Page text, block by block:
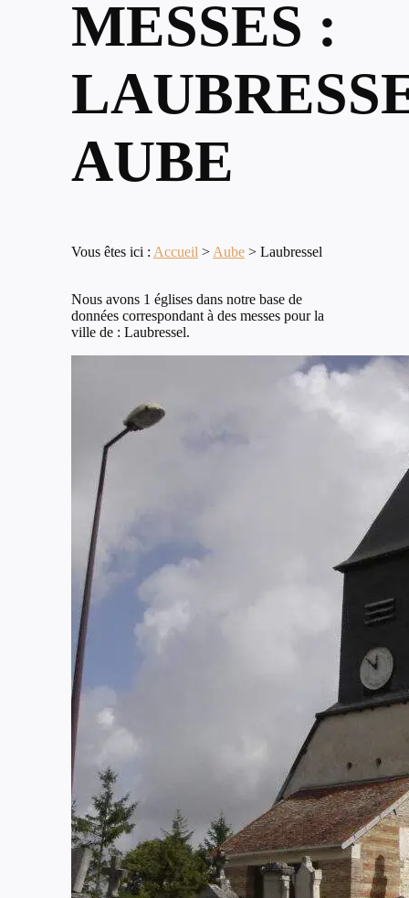
MESSES :
AUBE
Vous êtes ici : Accueil > Aube > Laubressel
Nous avons 1 églises dans notre base de
données correspondant à des messes pour la
ville de : Laubressel.